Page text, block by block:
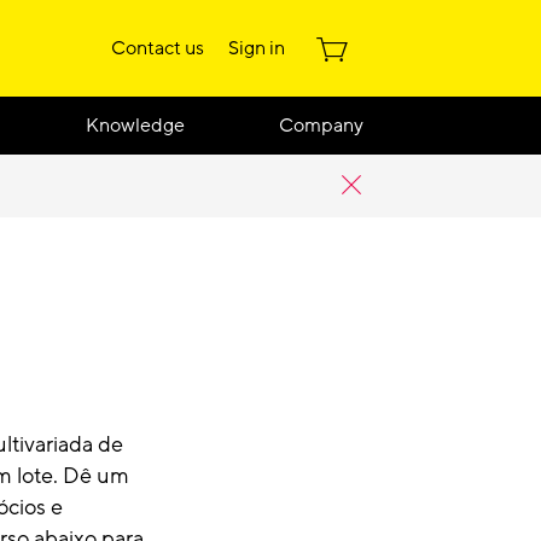
Contact us Sign in
Knowledge Company
de
lote. Dê um
e